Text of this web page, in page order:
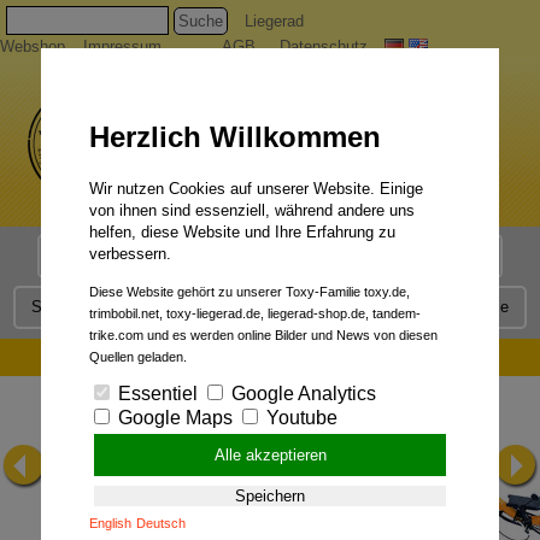
Suche
Liegerad
Webshop
Impressum AGB Datenschutz
Liegerad Modelle
Service Qualität Liegerad News Kontakt Presse
Herzlich Willkommen
Wir nutzen Cookies auf unserer Website. Einige
von ihnen sind essenziell, während andere uns
helfen, diese Website und Ihre Erfahrung zu
verbessern.
Diese Website gehört zu unserer Toxy-Familie toxy.de,
trimbobil.net, toxy-liegerad.de, liegerad-shop.de, tandem-
trike.com und es werden online Bilder und News von diesen
Quellen geladen.
Essentiel
Google Analytics
Google Maps
Youtube
Alle akzeptieren
Speichern
English Deutsch